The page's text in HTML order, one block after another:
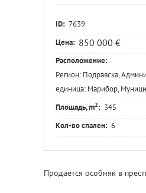
ID: 7639
Цена: 850 000 €
Расположение:
Регион: Подравска,
единица: Марибор,
Площадь, m2: 345
Кол-во спален: 6
Продается особняк в